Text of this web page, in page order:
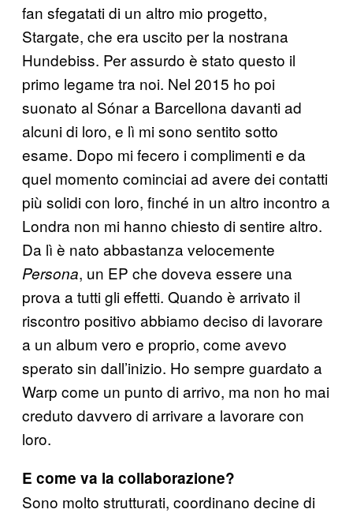
fan sfegatati di un altro mio progetto,
Stargate, che era uscito per la nostrana
Hundebiss. Per assurdo è stato questo il
primo legame tra noi. Nel 2015 ho poi
suonato al Sónar a Barcellona davanti ad
alcuni di loro, e lì mi sono sentito sotto
esame. Dopo mi fecero i complimenti e da
quel momento cominciai ad avere dei contatti
più solidi con loro, finché in un altro incontro a
Londra non mi hanno chiesto di sentire altro.
Da lì è nato abbastanza velocemente
Persona, un EP che doveva essere una
prova a tutti gli effetti. Quando è arrivato il
riscontro positivo abbiamo deciso di lavorare
a un album vero e proprio, come avevo
sperato sin dall’inizio. Ho sempre guardato a
Warp come un punto di arrivo, ma non ho mai
creduto davvero di arrivare a lavorare con
loro.
E come va la collaborazione?
Sono molto strutturati, coordinano decine di